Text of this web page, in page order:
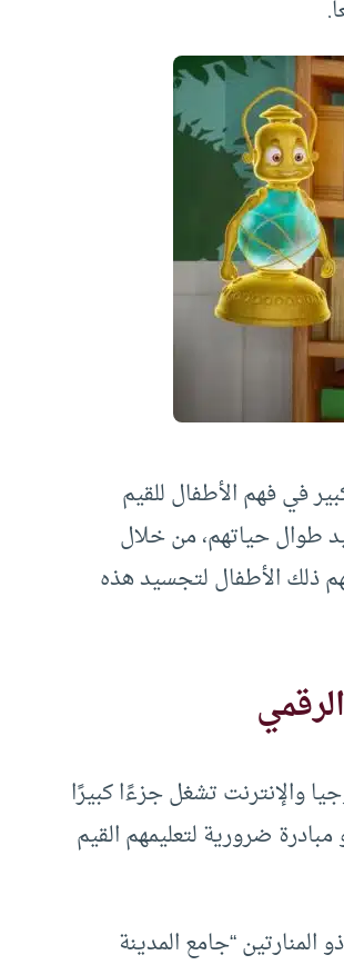
في فهم الأطفال للقيم
طوال حياتهم، من خلال
ذلك الأطفال لتجسيد هذه
والإنترنت تشغل جزءًا كبيرًا
ضرورية لتعليمهم القيم
“جامع المدينة